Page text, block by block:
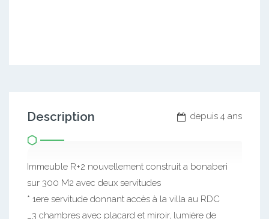
depuis 4 ans
Description
Immeuble R+2 nouvellement construit a bonaberi
sur 300 M2 avec deux servitudes
* 1ere servitude donnant accès à la villa au RDC
_3 chambres avec placard et miroir, lumière de